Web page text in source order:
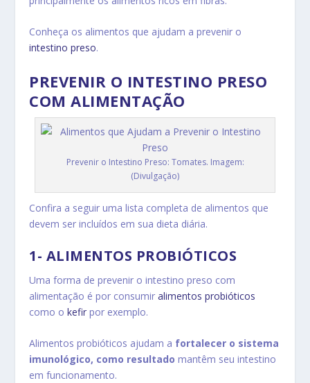
Conheça os alimentos que ajudam a prevenir o
intestino preso.
PREVENIR O INTESTINO PRESO
COM ALIMENTAÇÃO
Prevenir o Intestino Preso: Tomates. Imagem:
(Divulgação)
Confira a seguir uma lista completa de alimentos que
devem ser incluídos em sua dieta diária.
1- ALIMENTOS PROBIÓTICOS
Uma forma de prevenir o intestino preso com
alimentação é por consumiralimentos probióticos
como okefir por exemplo.
Alimentos probióticos ajudam a fortalecer o sistema
imunológico, como resultadomantêm seu intestino
em funcionamento.